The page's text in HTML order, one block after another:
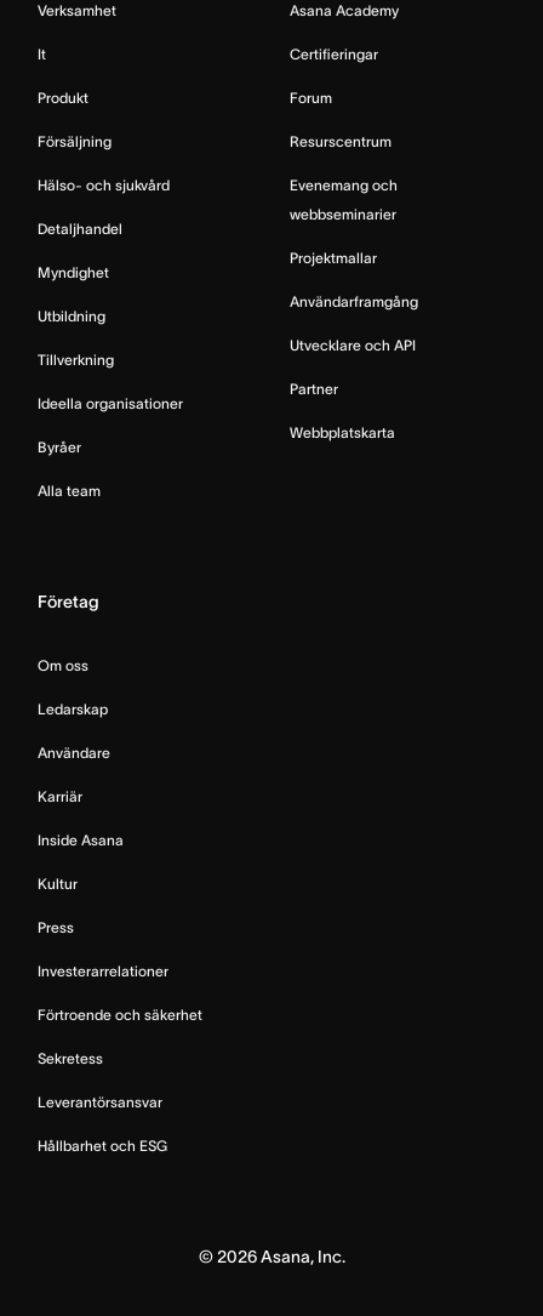
Verksamhet
It
Produkt
Försäljning
Hälso- och sjukvård
Detaljhandel
Myndighet
Utbildning
Tillverkning
Ideella organisationer
Byråer
Alla team
Asana Academy
Certifieringar
Forum
Resurscentrum
Evenemang och
webbseminarier
Projektmallar
Användarframgång
Utvecklare och API
Partner
Webbplatskarta
Företag
Om oss
Ledarskap
Användare
Karriär
Inside Asana
Kultur
Press
Investerarrelationer
Förtroende och säkerhet
Sekretess
Leverantörsansvar
Hållbarhet och ESG
© 2026Asana, Inc.